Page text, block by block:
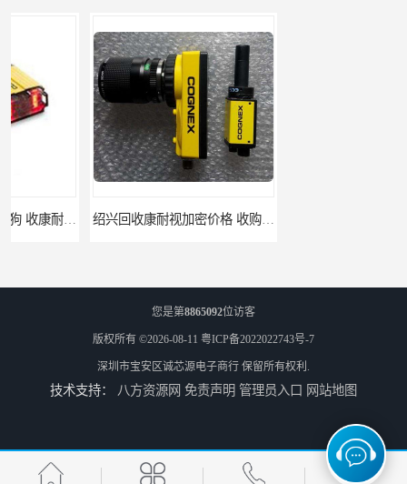
绍兴回收康耐视加密价格 收购康耐视加密狗 支持各种支付方式
湛江回收欧姆龙cpu公司 欧姆龙cpu回收 为您提供优质便捷的服务 回收欧姆龙模块 阳江回收欧姆龙cpu控制器 欧姆龙cpu回收 支持各种支付方式 回收欧姆龙模块
您是第8865092位访客
版权所有 ©2026-08-11 粤ICP备2022022743号-7
深圳市宝安区诚芯源电子商行 保留所有权利.
技术支持： 八方资源网 免责声明 管理员入口 网站地图